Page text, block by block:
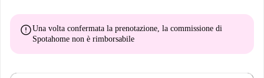
errorUna volta confermata la prenotazione, la commissione di
Spotahome non è rimborsabile